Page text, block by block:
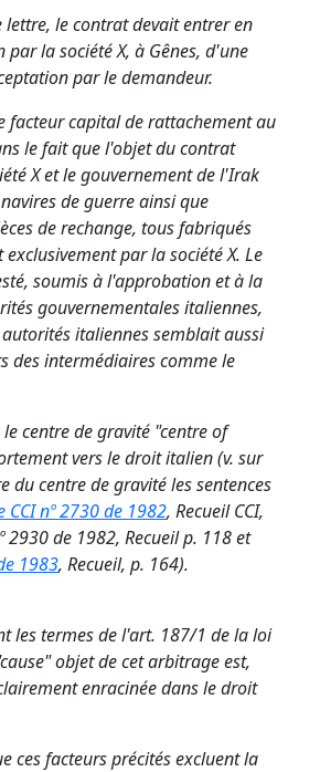
lettre, le contrat devait entrer en
la société X, à Gênes, d'une
par le demandeur.
facteur capital de rattachement au
le fait que l'objet du contrat
X et le gouvernement de l'Irak
de guerre ainsi que
de rechange, tous fabriqués
par la société X. Le
soumis à l'approbation et à la
gouvernementales italiennes,
italiennes semblait aussi
des intermédiaires comme le
centre de gravité "centre of
vers le droit italien (v. sur
du centre de gravité les sentences
CCI nº 2730 de 1982, Recueil CCI,
2930 de 1982, Recueil p. 118 et
1983, Recueil, p. 164).
les termes de l'art. 187/1 de la loi
objet de cet arbitrage est,
enracinée dans le droit
ces facteurs précités excluent la